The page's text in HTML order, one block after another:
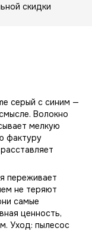
скидки
серый с синим —
Волокно
мелкую
фактуру
переживает
не теряют
самые
ценность,
Уход: пылесос